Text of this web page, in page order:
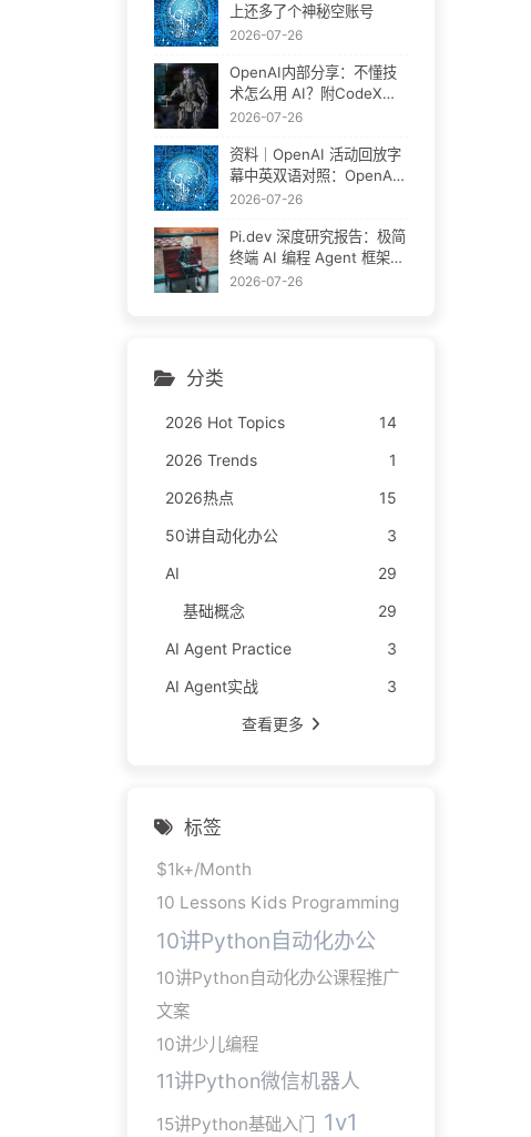
上还多了个神秘空账号
2026-07-26
OpenAI内部分享：不懂技
术怎么用 AI？附CodeX官
方教程
2026-07-26
资料｜OpenAI 活动回放字
幕中英双语对照：OpenAI
团队怎么用 Codex 做非编
2026-07-26
Pi.dev 深度研究报告：极简
终端 AI 编程 Agent 框架完
全拆解
2026-07-26
分类
2026 Hot Topics
14
2026 Trends
1
2026热点
15
50讲自动化办公
3
AI
29
基础概念
29
AI Agent Practice
3
AI Agent实战
3
查看更多
标签
$1k+/Month
10 Lessons Kids Programming
10讲Python自动化办公
10讲Python自动化办公课程推广
文案
10讲少儿编程
11讲Python微信机器人
15讲Python基础入门 1v1